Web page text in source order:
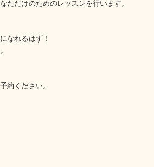
ただけのためのレッスンを行います。
なれるはず！
約ください。